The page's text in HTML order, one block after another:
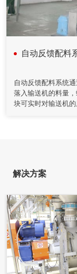
控制方法，完成系
系统把单位时间内
以该信号参与流
量精度高，重复
2020年04月26日
充填机通过螺旋给
机的转速来控制下
自动反馈配料
自动反馈配料系统
落入输送机的料量
块可实时对输送机
解决方案